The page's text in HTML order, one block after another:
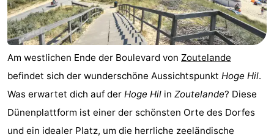
Vlissingen
Zeeland
Vebenabos
-
Westduin
Hotels
Zimmer
(mit
Frühstück)
Lastminutes
Strand
Am westlichen Ende der Boulevard von Zoutelande
befindet sich der wunderschöne Aussichtspunkt Hoge Hil.
Was erwartet dich auf der Hoge Hil in Zoutelande? Diese
Dünenplattform ist einer der schönsten Orte des Dorfes
und ein idealer Platz, um die herrliche zeeländische